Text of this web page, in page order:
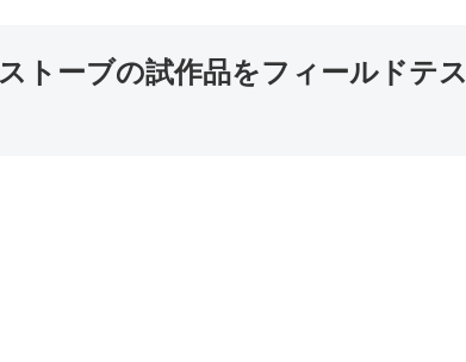
トーブの試作品をフィールドテス